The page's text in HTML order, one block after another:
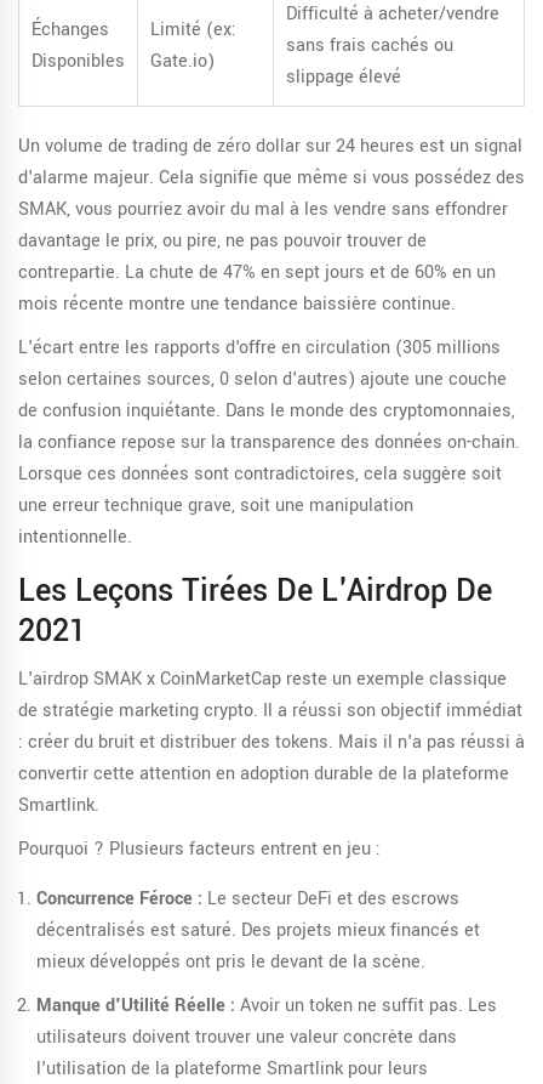
Échanges
Disponibles
Limité (ex:
Gate.io)
Difficulté à acheter/vendre
sans frais cachés ou
slippage élevé
Un volume de trading de zéro dollar sur 24 heures est un signal
d'alarme majeur. Cela signifie que même si vous possédez des
SMAK, vous pourriez avoir du mal à les vendre sans effondrer
davantage le prix, ou pire, ne pas pouvoir trouver de
contrepartie. La chute de 47% en sept jours et de 60% en un
mois récente montre une tendance baissière continue.
L'écart entre les rapports d'offre en circulation (305 millions
selon certaines sources, 0 selon d'autres) ajoute une couche
de confusion inquiétante. Dans le monde des cryptomonnaies,
la confiance repose sur la transparence des données on-chain.
Lorsque ces données sont contradictoires, cela suggère soit
une erreur technique grave, soit une manipulation
intentionnelle.
Les Leçons Tirées De L'Airdrop De
2021
L'airdrop SMAK x CoinMarketCap reste un exemple classique
de stratégie marketing crypto. Il a réussi son objectif immédiat
: créer du bruit et distribuer des tokens. Mais il n'a pas réussi à
convertir cette attention en adoption durable de la plateforme
Smartlink.
Pourquoi ? Plusieurs facteurs entrent en jeu :
Concurrence Féroce : Le secteur DeFi et des escrows
décentralisés est saturé. Des projets mieux financés et
mieux développés ont pris le devant de la scène.
Manque d'Utilité Réelle : Avoir un token ne suffit pas. Les
utilisateurs doivent trouver une valeur concrète dans
l'utilisation de la plateforme Smartlink pour leurs